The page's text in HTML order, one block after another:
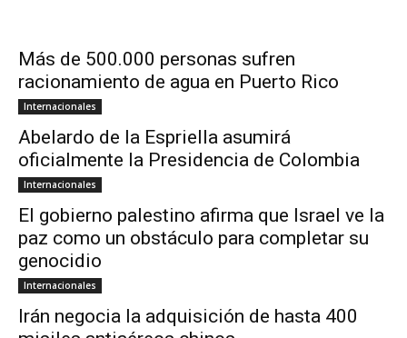
Más de 500.000 personas sufren
racionamiento de agua en Puerto Rico
Internacionales
Abelardo de la Espriella asumirá
oficialmente la Presidencia de Colombia
Internacionales
El gobierno palestino afirma que Israel ve la
paz como un obstáculo para completar su
genocidio
Internacionales
Irán negocia la adquisición de hasta 400